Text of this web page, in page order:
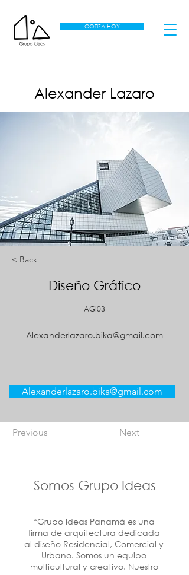
COTIZA HOY
Alexander Lazaro
< Back
Diseño Gráfico
AGI03
Alexanderlazaro.bika@gmail.com
Alexanderlazaro.bika@gmail.com
Previous Next
Somos Grupo Ideas
“Grupo Ideas Panamá es una
firma de arquitectura dedicada
al diseño Residencial, Comercial y
Urbano. Somos un equipo
multicultural y creativo. Nuestro